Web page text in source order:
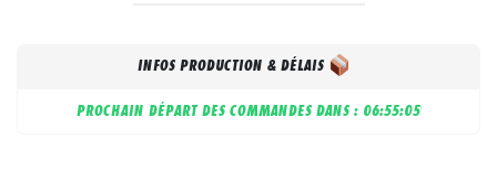
INFOS PRODUCTION & DÉLAIS
PROCHAIN DÉPART DES COMMANDES DANS : 06:55:04